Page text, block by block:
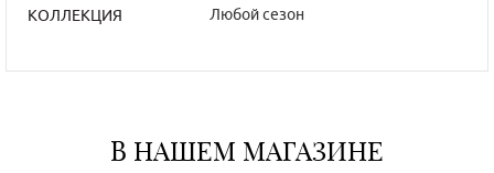
КОЛЛЕКЦИЯ Любой сезон
В НАШЕМ МАГАЗИНЕ